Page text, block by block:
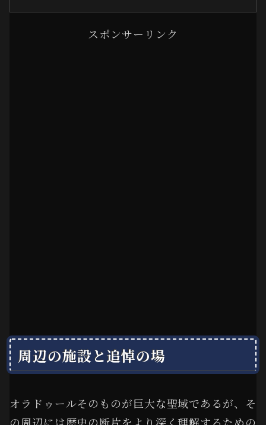
スポンサーリンク
周辺の施設と追悼の場
オラドゥールそのものが巨大な聖域であるが、そ